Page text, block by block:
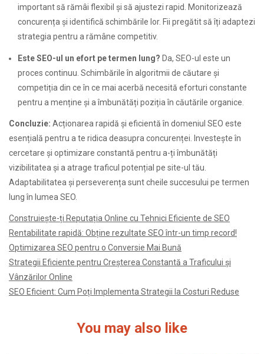
important să rămâi flexibil și să ajustezi rapid. Monitorizează
concurența și identifică schimbările lor. Fii pregătit să îți adaptezi
strategia pentru a rămâne competitiv.
Este SEO-ul un efort pe termen lung? Da, SEO-ul este un
proces continuu. Schimbările în algoritmii de căutare și
competiția din ce în ce mai acerbă necesită eforturi constante
pentru a menține și a îmbunătăți poziția în căutările organice.
Concluzie: Acționarea rapidă și eficientă în domeniul SEO este
esențială pentru a te ridica deasupra concurenței. Investește în
cercetare și optimizare constantă pentru a-ți îmbunătăți
vizibilitatea și a atrage traficul potențial pe site-ul tău.
Adaptabilitatea și perseverența sunt cheile succesului pe termen
lung în lumea SEO.
Construiește-ți Reputația Online cu Tehnici Eficiente de SEO
Rentabilitate rapidă: Obține rezultate SEO într-un timp record!
Optimizarea SEO pentru o Conversie Mai Bună
Strategii Eficiente pentru Creșterea Constantă a Traficului și
Vânzărilor Online
SEO Eficient: Cum Poți Implementa Strategii la Costuri Reduse
You may also like